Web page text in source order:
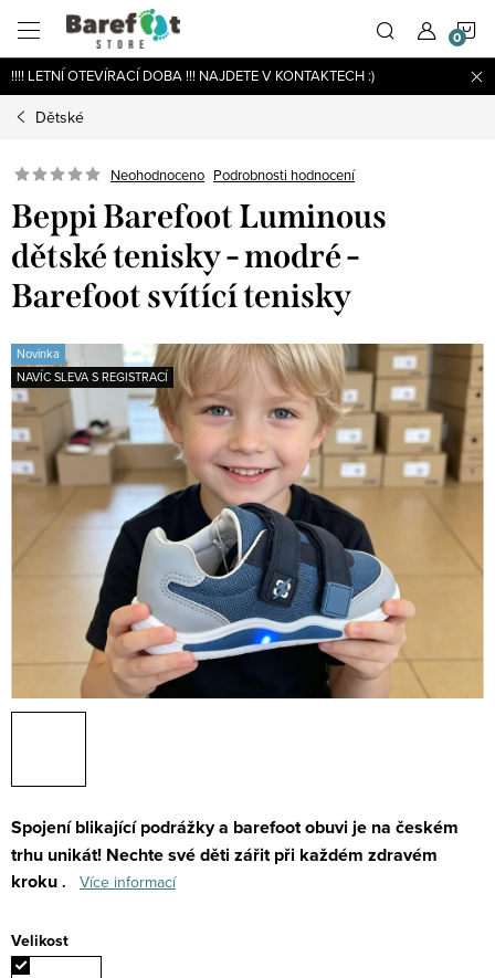
obsah
!!!! LETNÍ OTEVÍRACÍ DOBA !!! NAJDETE V KONTAKTECH :)
Dětské
Neohodnoceno Podrobnosti hodnocení
Beppi Barefoot Luminous
dětské tenisky - modré -
Barefoot svítící tenisky
Novinka
NAVÍC SLEVA S REGISTRACÍ
Spojení blikající podrážky a barefoot obuvi je na českém
trhu unikát! Nechte své děti zářit při každém zdravém
kroku . Více informací
Velikost